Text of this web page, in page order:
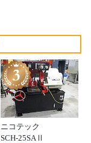
ニコテック
SCH-25SAⅡ